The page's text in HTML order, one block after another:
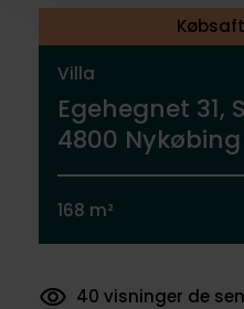
Villa
Egehegnet 31,
4800 Nykøbing
168 m²
26 dokumenter